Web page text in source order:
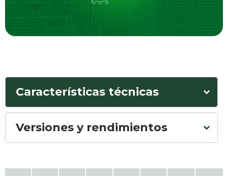
Características técnicas
Versiones y rendimientos